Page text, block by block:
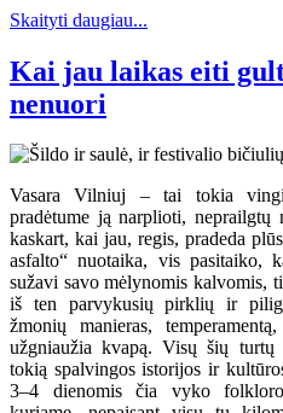
Skaityti daugiau...
Kai jau laikas eiti
nenuori
Vasara Vilniuj – tai tokia
pradėtume ją narplioti,
kaskart, kai jau, regis, pradeda
asfalto“ nuotaika, vis pasitaiko,
sužavi savo mėlynomis kalvomis,
iš ten parvykusių pirklių ir
žmonių manieras,
užgniaužia kvapą. Visų šių
tokią spalvingos istorijos ir
3–4 dienomis čia vyko folkloro